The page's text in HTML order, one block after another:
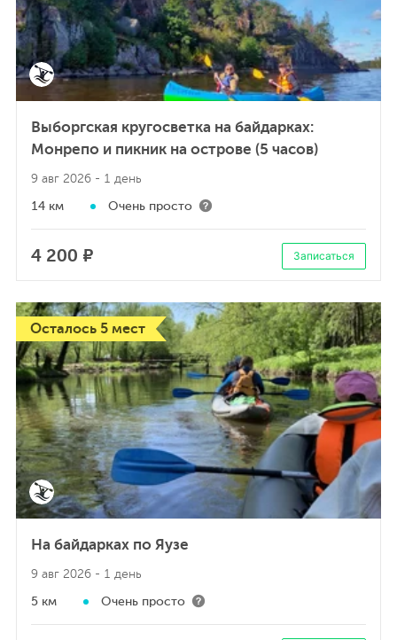
Выборгская кругосветка на байдарках:
Монрепо и пикник на острове (5 часов)
9 авг 2026 - 1 день
14 км Очень просто
4 200 ₽ Записаться
Осталось 5 мест
На байдарках по Яузе
9 авг 2026 - 1 день
5 км Очень просто